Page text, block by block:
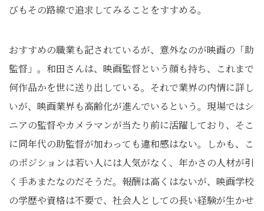
びもその路線で追求してみることをすすめる。
おすすめの職業も記されているが、意外なのが映画の「助
監督」。和田さんは、映画監督という顔も持ち、これまで
何作品かを世に送り出している。それで業界の内情に詳し
いが、映画業界も高齢化が進んでいるという。現場ではシ
ニアの監督やカメラマンが当たり前に活躍しており、そこ
に同年代の助監督が加わっても違和感はない。しかも、こ
のポジションは若い人には人気がなく、年かさの人材が引
く手あまたなのだそうだ。報酬は高くはないが、映画学校
の学歴や資格は不要で、社会人としての長い経験が生かせ